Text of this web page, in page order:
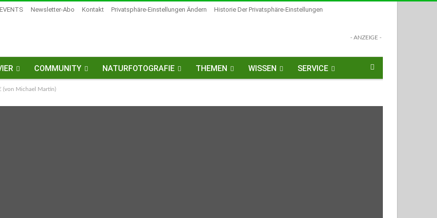
EVENTS Newsletter-Abo Kontakt Privatsphäre-Einstellungen Ändern
Historie Der Privatsphäre-Einstellungen
- ANZEIGE -
COMMUNITY NATURFOTOGRAFIE THEMEN WISSEN SERVICE
(von Michael Martin)